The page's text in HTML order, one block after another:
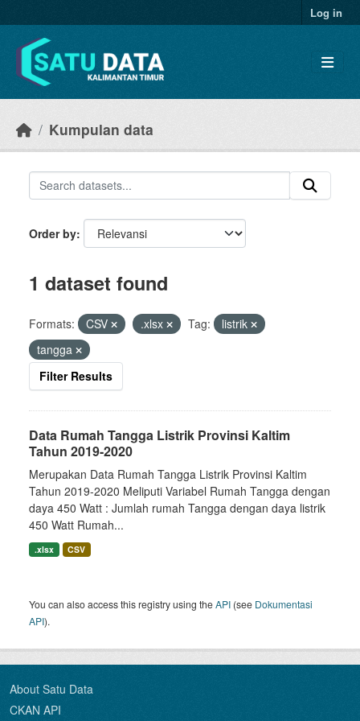
Log in
Kumpulan data
Order by
1 dataset found
Formats: CSV .xlsx Tag:
listrik
tangga
Filter Results
Data Rumah Tangga Listrik Provinsi Kaltim
Tahun 2019-2020
Merupakan Data Rumah Tangga Listrik Provinsi Kaltim
Tahun 2019-2020 Meliputi Variabel Rumah Tangga dengan
daya 450 Watt : Jumlah rumah Tangga dengan daya listrik
450 Watt Rumah...
.xlsx CSV
You can also access this registry using theAPI (see Dokumentasi
API).
About Satu Data
CKAN API